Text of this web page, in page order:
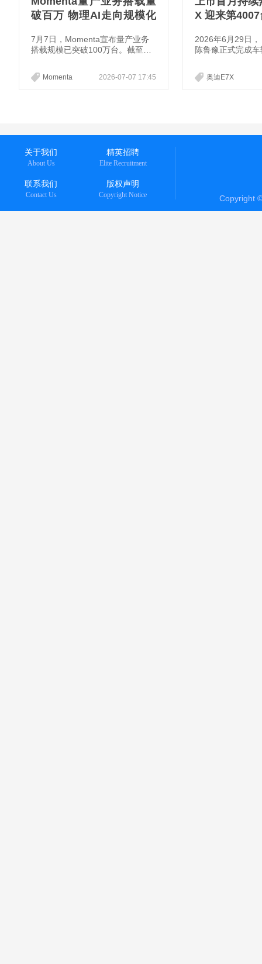
破百万 物理AI走向规模化
7月7日，Momenta宣布量产业务
搭载规模已突破100万台。截至目
型，累计定点车型超210款。据
悉，该公司将于7月8日港交所挂牌
2026-07-07 17:45
Momenta
X 迎来第
2026年6月29日
陈鲁豫正式完成
行业多年，陈鲁
职业姿态广为人
奥迪E7X
关于我们
About Us
精英招聘
Elite Recruitment
联系我们
Contact Us
版权声明
Copyright Notice Copyright